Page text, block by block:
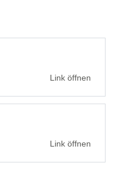
Link öffnen
Link öffnen